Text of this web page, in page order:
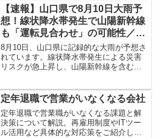
動き、日本の漁業の現状、そしてこれか
らの「タコ食文化」について語ります。
【速報】山口県で8月10日大雨予
想！線状降水帯発生で山陽新幹線
も「運転見合わせ」の可能性／最
新情報と備えるべき対策
8月10日、山口県に記録的な大雨が予想さ
れています。線状降水帯発生による災害
リスクが急上昇し、山陽新幹線を含む交
ポイントを徹底解説します。
定年退職で営業がいなくなる会社
定年退職で営業職がいなくなる課題と解
決策について解説。再雇用制度やITツー
ル活用など具体的な対応策をご紹介しま